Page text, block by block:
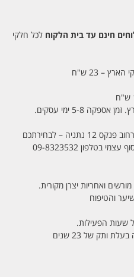
חינם עד בית הלקוח לכל חלקי
– 23 ש"ח
09-8323532
ואחריות יצרן מקורית.
שעות הפעילות.
ותק של 23 שנים